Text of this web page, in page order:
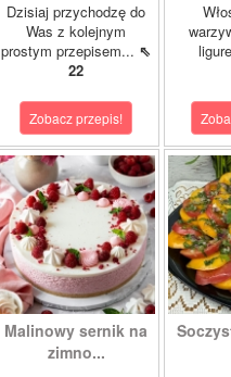
Dzisiaj przychodzę do
Was z kolejnym
prostym przepisem... ⇖
22
Zobacz przepis!
Malinowy sernik na
zimno...